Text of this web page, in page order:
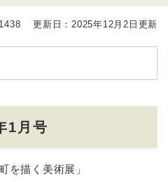
更新日：2025年12月2日更新
1月号
描く美術展」